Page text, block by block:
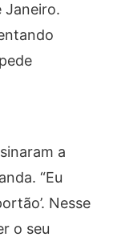
Janeiro.
a
“Eu
Nesse
o seu